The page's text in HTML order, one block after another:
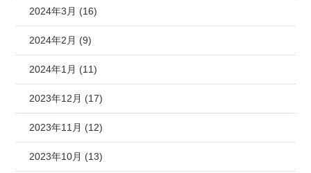
2024年3月 (16)
2024年2月 (9)
2024年1月 (11)
2023年12月 (17)
2023年11月 (12)
2023年10月 (13)